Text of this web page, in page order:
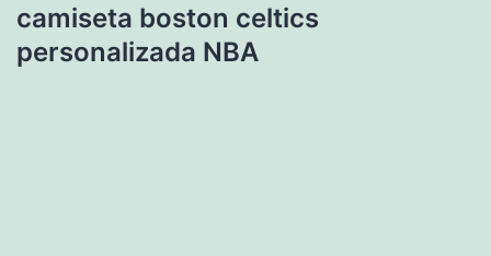
camiseta boston celtics
personalizada NBA